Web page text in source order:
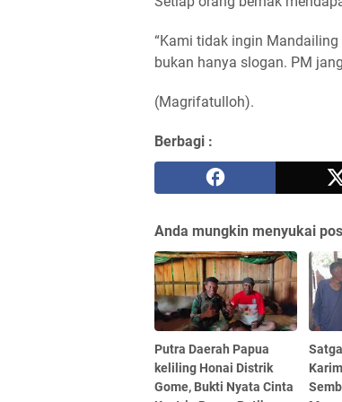
“Kami tidak ingin
bukan hanya slogan. PM
(Magrifatulloh).
Berbagi :
Anda mungkin menyukai
Putra Daerah Papua
keliling Honai Distrik
Gome, Bukti Nyata Cinta